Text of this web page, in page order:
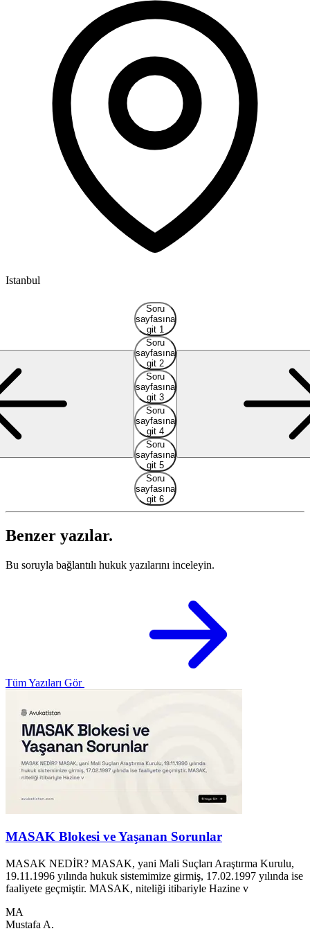
Istanbul
Soru
sayfasına
git 1
Soru
sayfasına
git 2
Soru
sayfasına
git 3
Soru
sayfasına
git 4
Soru
sayfasına
git 5
Soru
sayfasına
git 6
Benzer yazılar.
Bu soruyla bağlantılı hukuk yazılarını inceleyin.
Tüm Yazıları Gör
MASAK Blokesi ve Yaşanan Sorunlar
MASAK NEDİR? MASAK, yani Mali Suçları Araştırma Kurulu,
19.11.1996 yılında hukuk sistemimize girmiş, 17.02.1997 yılında ise
faaliyete geçmiştir. MASAK, niteliği itibariyle Hazine v
MA
Mustafa A.